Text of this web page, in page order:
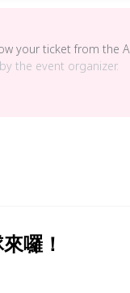
your ticket from the
the event organizer.
囉！